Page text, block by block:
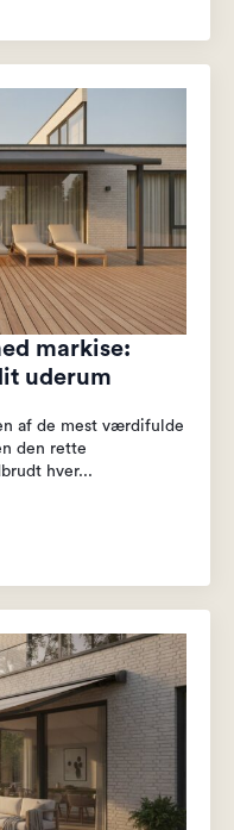
markise:
uderum
af de mest værdifulde
den rette
hver...